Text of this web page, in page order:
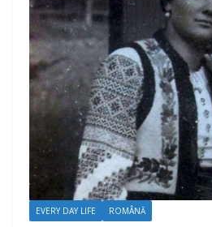
EVERY DAY LIFE ROMÂNĂ